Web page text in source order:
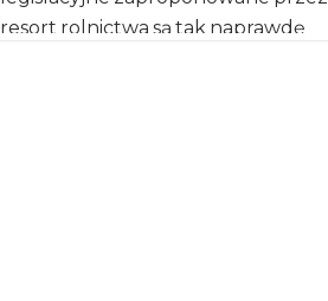
resort rolnictwa są tak naprawdę